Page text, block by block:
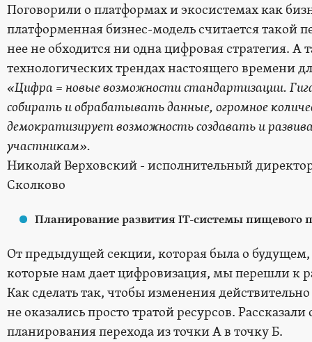
Поговорили о платформах и экосистемах как
платформенная бизнес-модель считается такой
нее не обходится ни одна цифровая стратегия. А
технологических трендах настоящего времени
«Цифра = новые возможности стандартизации.
собирать и обрабатывать данные, огромное
демократизирует возможность создавать и
участникам».
Николай Верховский - исполнительный
Сколково
Планирование развития IT-системы пищевого
От предыдущей секции, которая была о
которые нам дает цифровизация, мы перешли к
Как сделать так, чтобы изменения
не оказались просто тратой ресурсов.
планирования перехода из точки А в точку Б.